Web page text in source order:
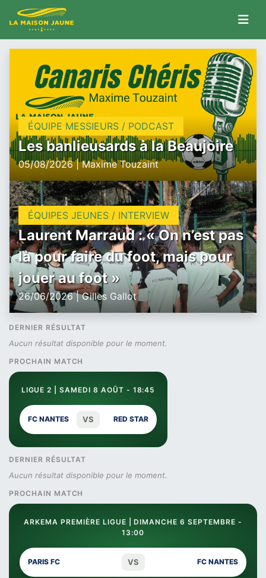
ÉQUIPE MESSIEURS / PODCAST
Les banlieusards à la Beaujoire
05/08/2026 | Maxime Touzaint
ÉQUIPES JEUNES / INTERVIEW
Laurent Marraud : « On n’est pas
là pour faire du foot, mais pour
jouer au foot »
26/06/2026 | Gilles Gallot
DERNIER RÉSULTAT
Aucun résultat disponible pour le moment.
PROCHAIN MATCH
LIGUE 2 | SAMEDI 8 AOÛT - 18:45
FC NANTES VS RED STAR
DERNIER RÉSULTAT
Aucun résultat disponible pour le moment.
PROCHAIN MATCH
ARKEMA PREMIÈRE LIGUE | DIMANCHE 6 SEPTEMBRE -
13:00
PARIS FC VS FC NANTES